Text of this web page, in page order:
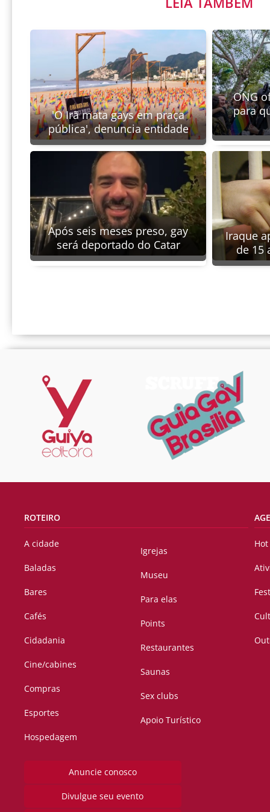
'O Irã mata gays em praça
pública', denuncia entidade
ONG
para
Após seis meses preso, gay
será deportado do Catar
Iraque
de 15
ROTEIRO
A cidade
Baladas
Bares
Cafés
Cidadania
Cine/cabines
Compras
Esportes
Hospedagem
Igrejas
Museu
Para elas
Points
Restaurantes
Saunas
Sex clubs
Apoio Turístico
Anuncie conosco
Divulgue seu evento
Hot